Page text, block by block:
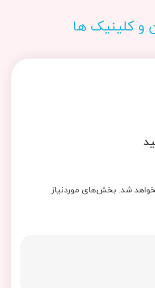
و کلینیک ها
شد. بخش‌های موردنیاز